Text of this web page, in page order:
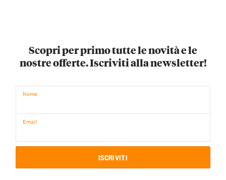
Scopri per primo tutte le novità e le
nostre offerte. Iscriviti alla newsletter!
Nome
Email